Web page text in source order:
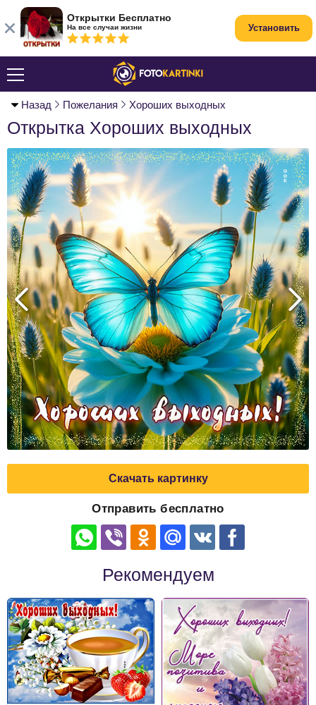
Назад Пожелания Хороших выходных
Открытка Хороших выходных
Скачать картинку
Отправить бесплатно
Рекомендуем
Открытки Бесплатно
На все случаи жизни Установить